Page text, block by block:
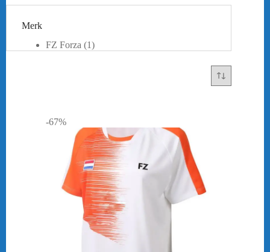
-67%
S (1)
Merk
FZ Forza (1)